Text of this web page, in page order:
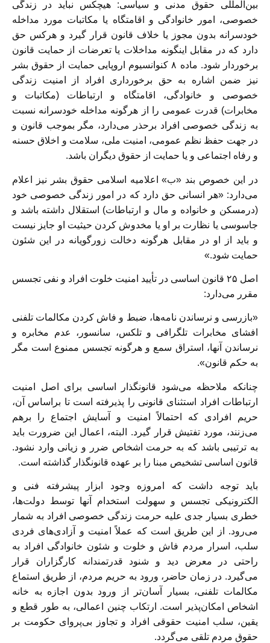
بین‌المللی حقوق مدنی و سیاسی: هیچکس نباید در زندگی
خصوصی، امور خانوادگی و اقامتگاه یا مکاتبات مورد مداخله
خودسرانه بدون مجوز یا خلاف قانون قرار گیرد و هرکس حق
دارد که در مقابل اینگونه مداخلات یا تعرضات از حمایت قانون
برخوردار شود. ماده ۸ کنوانسیوم اروپایی حمایت از حقوق بشر
نیز ضمن اشاره به حق برخورداری افراد از امنیت زندگی
خصوصی و خانوادگی، اقامتگاه و ارتباطات (مکاتبات و
مخابرات) قدرت عمومی را از هرگونه مداخله خودسرانه نسبت
به زندگی خصوصی افراد برحذر می‌دارد، مگر بموجب قانون و
در جهت حفظ نظم عمومی، امنیت ملی، سلامت و اخلاق حسنه
و رفاه اجتماعی و یا حمایت از حقوق دیگران باشد.
در این خصوص بند «ب» اعلامیه اسلامی حقوق بشر نیز اعلام
می‌دارد: «هر انسانی حق دارد که در امور زندگی خصوصی خود
(درمسکن و خانواده و مال و ارتباطات) استقلال داشته باشد و
جاسوسی یا نظارت بر او یا مخدوش کردن حیثیت او جایز نیست
و باید از او در مقابل هرگونه دخالت زورگویانه در این شئون
حمایت شود.»
اصل ۲۵ قانون اساسی در تأیید امنیت خلوت افراد و نفی تجسس
مقرر می‌دارد:
«بازرسی و نرساندن نامه‌ها، ضبط و فاش کردن مکالمات تلفنی
افشای مخابرات تلگرافی و تلکس، سانسور، عدم مخابره و
نرساندن آنها، استراق سمع و هرگونه تجسس ممنوع است مگر
به حکم قانون».
چنانکه ملاحظه می‌شود قانونگذار اساسی برای اصل امنیت
ارتباطات افراد استثنای قانونی را پذیرفته است تا براساس آن،
حریم افرادی که احتمالاً امنیت و آسایش اجتماع را برهم
می‌زنند، مورد تفتیش قرار گیرد. البته، اعمال این ضرورت باید
به ترتیبی باشد که به حرمت اشخاص ضرر و زیانی وارد نشود.
قانون اساسی تشخیص مبنا را بر عهده قانونگذار گذاشته است.
باید توجه داشت که امروزه وجود ابزار پیشرفته فنی و
الکترونیکی تجسس و سهولت استخدام آنها توسط دولت‌ها،
خطری بسیار جدی علیه حرمت زندگی خصوصی افراد به شمار
می‌رود. از این طریق است که عملاً امنیت و آزادی‌های فردی
سلب، اسرار مردم فاش و خلوت و شئون خانوادگی افراد به
راحتی در معرض دید و شنود قدرتمندانه کارگزاران قرار
می‌گیرد. در زمان حاضر، ورود به حریم مردم، از طریق استماع
مکالمات تلفنی، بسیار آسان‌تر از ورود بدون اجازه به خانه
اشخاص امکان‌پذیر است. ارتکاب چنین اعمالی، به طور قطع و
یقین، سلب امنیت حقوقی افراد و تجاوز بی‌پروای حکومت بر
حقوق مردم تلقی می‌گردد.